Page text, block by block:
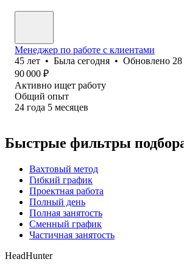
Менеджер по работе с клиентами
45 лет • Была сегодня • Обновлено 28
90 000 ₽
Активно ищет работу
Общий опыт
24 года 5 месяцев
Быстрые фильтры
Вахтовый метод
Гибкий график
Проектная работа
Полный день
Полная занятость
Сменный график
Частичная занятость
HeadHunter